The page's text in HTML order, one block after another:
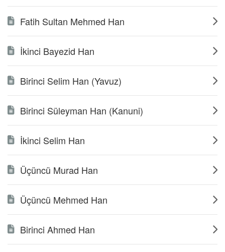
Fatih Sultan Mehmed Han
İkinci Bayezid Han
Birinci Selim Han (Yavuz)
Birinci Süleyman Han (Kanuni)
İkinci Selim Han
Üçüncü Murad Han
Üçüncü Mehmed Han
Birinci Ahmed Han